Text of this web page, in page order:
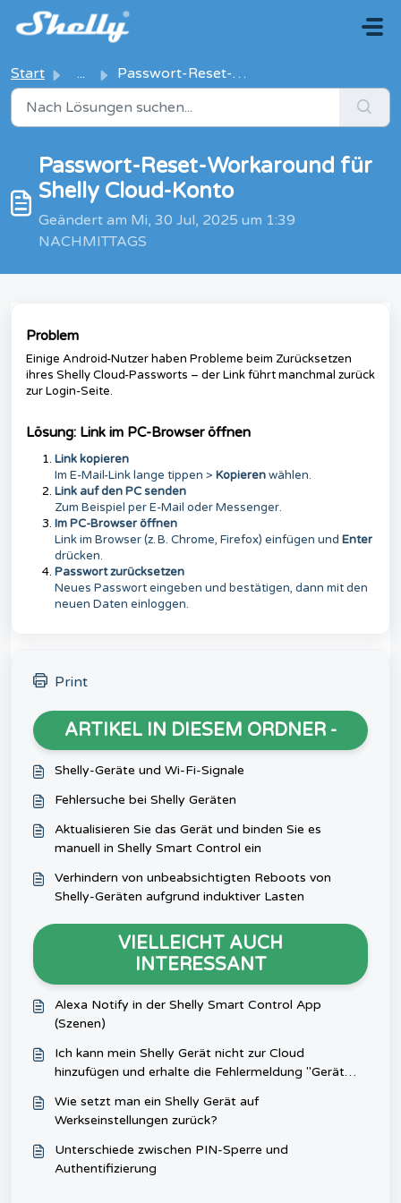
Zum hauptsächlichen Inhalt gehen
Start ... Passwort-Reset-Workaround für Shelly Cloud-Konto
Passwort-Reset-Workaround für
Shelly Cloud-Konto
Geändert am Mi, 30 Jul, 2025 um 1:39
NACHMITTAGS
Problem
Einige Android-Nutzer haben Probleme beim Zurücksetzen
ihres Shelly Cloud-Passworts – der Link führt manchmal zurück
zur Login-Seite.
Lösung: Link im PC-Browser öffnen
Link kopieren
Im E-Mail-Link lange tippen > Kopierenwählen.
Link auf den PC senden
Zum Beispiel per E-Mail oder Messenger.
Im PC-Browser öffnen
Link im Browser (z. B. Chrome, Firefox) einfügen und Enter
drücken.
Passwort zurücksetzen
Neues Passwort eingeben und bestätigen, dann mit den
neuen Daten einloggen.
Print
ARTIKEL IN DIESEM ORDNER -
Shelly-Geräte und Wi-Fi-Signale
Fehlersuche bei Shelly Geräten
Aktualisieren Sie das Gerät und binden Sie es
manuell in Shelly Smart Control ein
Verhindern von unbeabsichtigten Reboots von
Shelly-Geräten aufgrund induktiver Lasten
VIELLEICHT AUCH
INTERESSANT
Alexa Notify in der Shelly Smart Control App
(Szenen)
Ich kann mein Shelly Gerät nicht zur Cloud
hinzufügen und erhalte die Fehlermeldung "Gerät
sollte ich unternehmen?
Wie setzt man ein Shelly Gerät auf
Werkseinstellungen zurück?
Unterschiede zwischen PIN-Sperre und
Authentifizierung